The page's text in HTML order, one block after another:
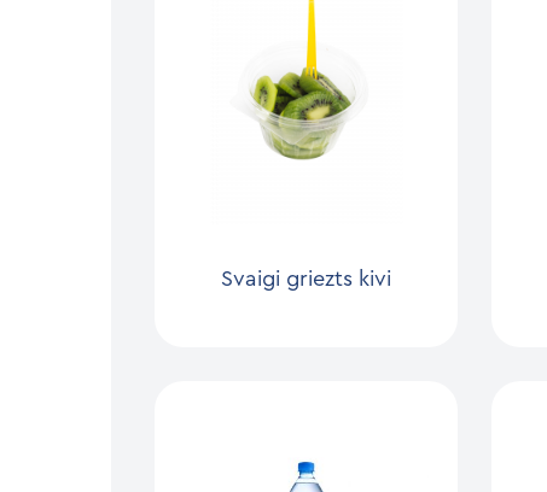
Svaigi griezts kivi